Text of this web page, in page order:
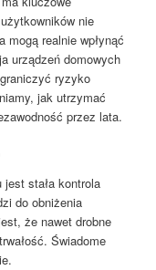
nie
realnie wpłynąć
urządzeń domowych
ryzyko
jak utrzymać
przez lata.
stała kontrola
do obniżenia
że nawet drobne
Świadome